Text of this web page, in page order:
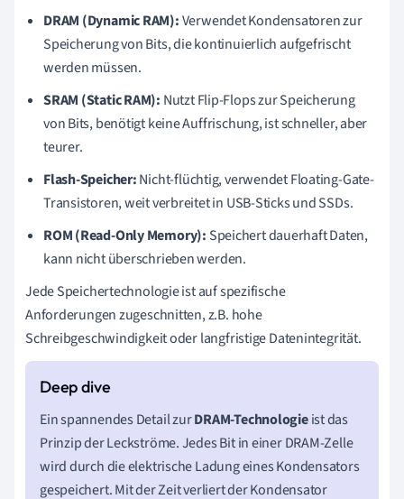
DRAM (Dynamic RAM):Verwendet Kondensatoren zur
Speicherung von Bits, die kontinuierlich aufgefrischt
werden müssen.
SRAM (Static RAM): Nutzt Flip-Flops zur Speicherung
von Bits, benötigt keine Auffrischung, ist schneller, aber
teurer.
Flash-Speicher:Nicht-flüchtig, verwendet Floating-Gate-
Transistoren, weit verbreitet in USB-Sticks und SSDs.
ROM (Read-Only Memory): Speichert dauerhaft Daten,
kann nicht überschrieben werden.
Jede Speichertechnologie ist auf spezifische
Anforderungen zugeschnitten, z.B. hohe
Schreibgeschwindigkeit oder langfristige Datenintegrität.
Ein spannendes Detail zurDRAM-Technologieist das
Prinzip der Leckströme. Jedes Bit in einer DRAM-Zelle
wird durch die elektrische Ladung eines Kondensators
gespeichert. Mit der Zeit verliert der Kondensator